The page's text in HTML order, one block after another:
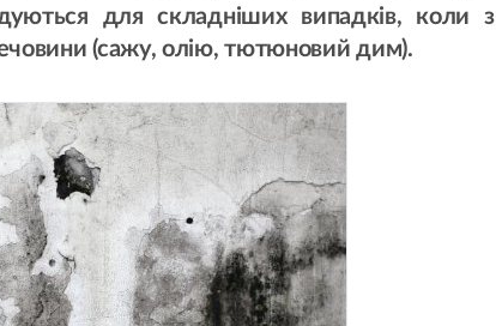
для складніших випадків, коли з
(сажу, олію, тютюновий дим).